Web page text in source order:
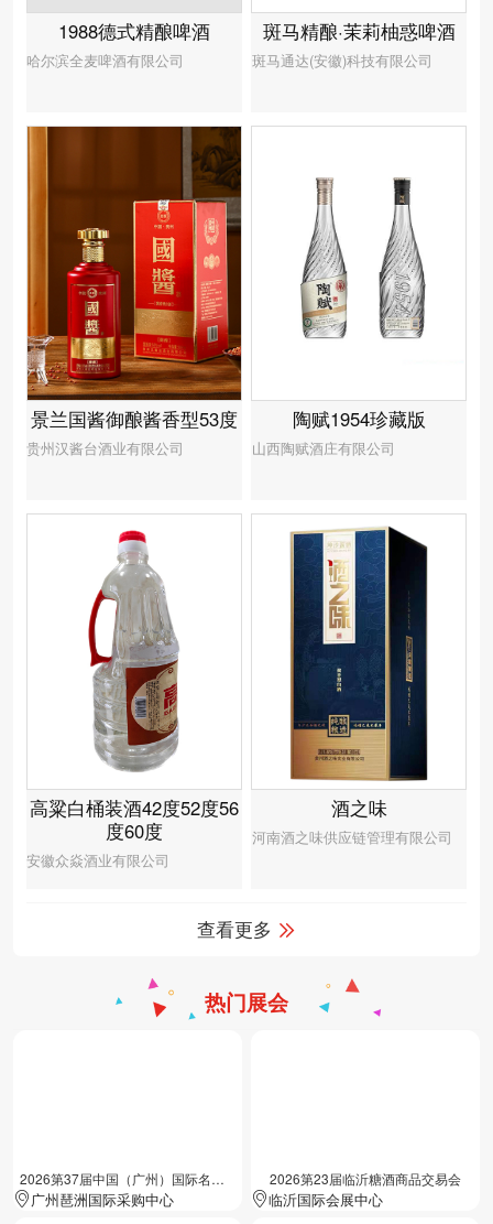
1988德式精酿啤酒
哈尔滨全麦啤酒有限公司
斑马精酿·茉莉柚惑啤酒
斑马通达(安徽)科技有限公司
景兰国酱御酿酱香型53度
贵州汉酱台酒业有限公司
陶赋1954珍藏版
山西陶赋酒庄有限公司
高粱白桶装酒42度52度56
度60度
安徽众焱酒业有限公司
酒之味
河南酒之味供应链管理有限公司
查看更多
热门展会
2026第37届中国（广州）国际名酒展览会
广州琶洲国际采购中心
2026第23届临沂糖酒商品交易会
临沂国际会展中心